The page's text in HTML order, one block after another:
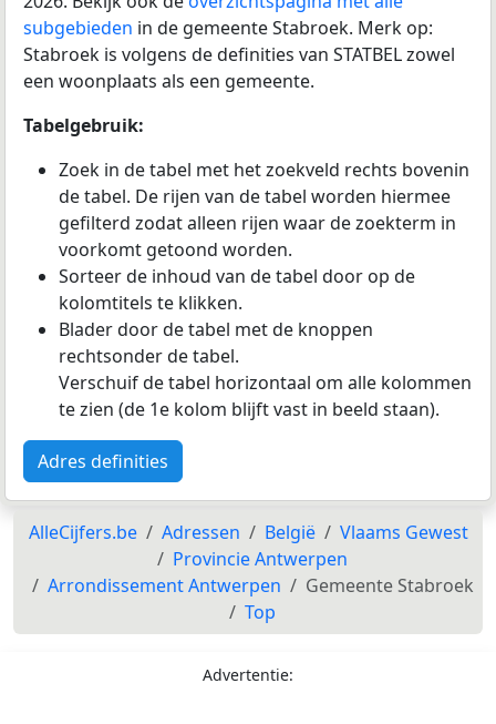
subgebieden in de gemeente Stabroek. Merk op:
Stabroek is volgens de definities van STATBEL zowel
een woonplaats als een gemeente.
Tabelgebruik:
Zoek in de tabel met het zoekveld rechts bovenin
de tabel. De rijen van de tabel worden hiermee
gefilterd zodat alleen rijen waar de zoekterm in
voorkomt getoond worden.
Sorteer de inhoud van de tabel door op de
kolomtitels te klikken.
Blader door de tabel met de knoppen
rechtsonder de tabel.
Verschuif de tabel horizontaal om alle kolommen
te zien (de 1e kolom blijft vast in beeld staan).
Adres definities
AlleCijfers.be Adressen België
Vlaams Gewest
Provincie Antwerpen
Arrondissement Antwerpen
Gemeente Stabroek
Top
Advertentie: